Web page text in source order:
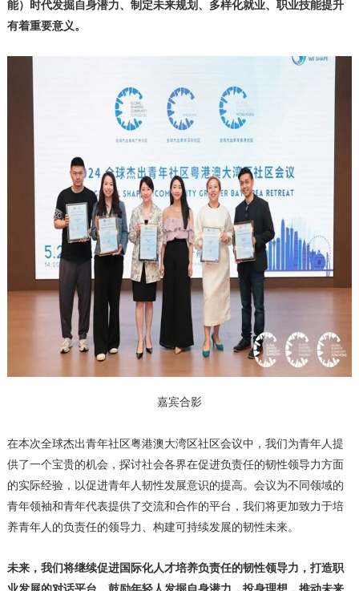
能）时代发掘自身潜力、制定未来规划、多样化就业、职业技能提升
有着重要意义。
嘉宾合影
在本次全球杰出青年社区粤港澳大湾区社区会议中，我们为青年人提
供了一个宝贵的机会，探讨社会各界在促进负责任的韧性领导力方面
的实际经验，以促进青年人韧性发展意识的提高。会议为不同领域的
青年领袖和青年代表提供了交流和合作的平台，我们将更加致力于培
养青年人的负责任的领导力、构建可持续发展的韧性未来。
未来，我们将继续促进国际化人才培养负责任的韧性领导力，打造职
业发展的对话平台。鼓励年轻人发掘自身潜力，投身理想，推动未来